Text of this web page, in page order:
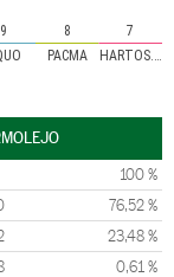
PACMA HARTOS.org
9 8 7
100 %
76,52 %
23,48 %
0,61 %